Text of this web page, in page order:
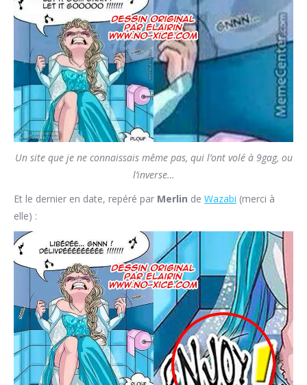
Un site que je ne connaissais même pas, qui l’ont volé à 9gag, ou
l’inverse…
Et le dernier en date, repéré par Merlin de Wazabi (merci à
elle) :